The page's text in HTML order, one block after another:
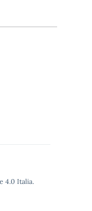
4.0 Italia.